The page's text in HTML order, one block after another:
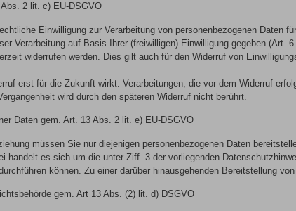
2 lit. c) EU-DSGVO
Einwilligung zur Verarbeitung von personenbezogenen Daten
Verarbeitung auf Basis Ihrer (freiwilligen) Einwilligung gegeben (Art.
widerrufen werden. Dies gilt auch für den Widerruf von
erst für die Zukunft wirkt. Verarbeitungen, die vor dem Widerruf
wird durch den späteren Widerruf nicht berührt.
Daten gem. Art. 13 Abs. 2 lit. e) EU-DSGVO
müssen Sie nur diejenigen personenbezogenen Daten
handelt es sich um die unter Ziff. 3 der vorliegenden
können. Zu einer darüber hinausgehenden Bereitstellung
gem. Art 13 Abs. (2) lit. d) DSGVO